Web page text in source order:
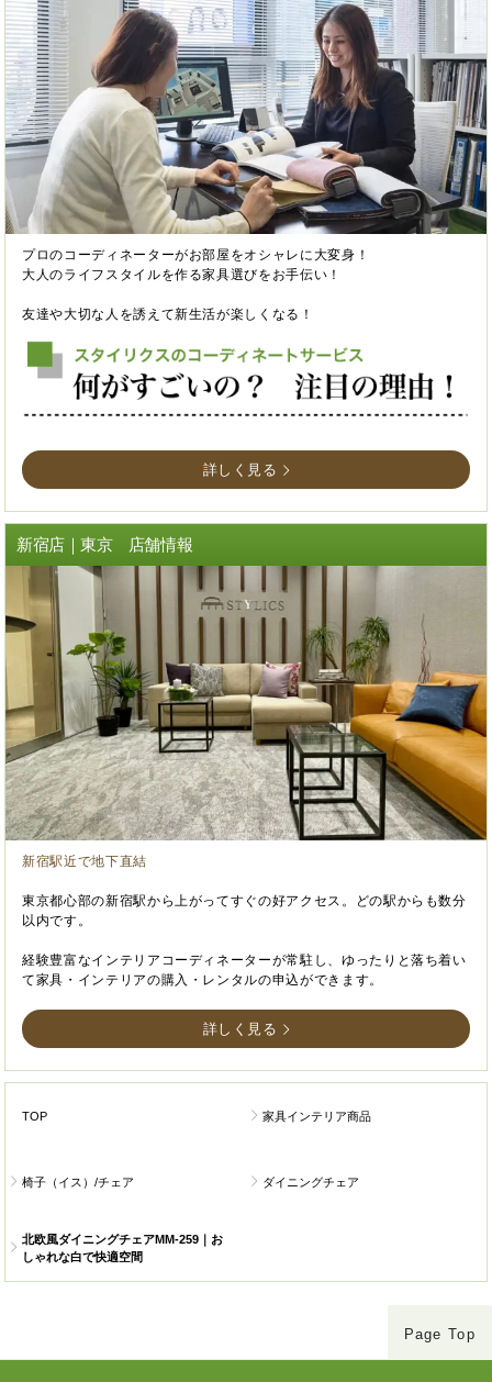
プロのコーディネーターがお部屋をオシャレに大変身！
大人のライフスタイルを作る家具選びをお手伝い！
友達や大切な人を誘えて新生活が楽しくなる！
詳しく見る
新宿店｜東京 店舗情報
新宿駅近で地下直結
東京都心部の新宿駅から上がってすぐの好アクセス。どの駅からも数分
以内です。
経験豊富なインテリアコーディネーターが常駐し、ゆったりと落ち着い
て家具・インテリアの購入・レンタルの申込ができます。
詳しく見る
TOP 家具インテリア商品
椅子（イス）/チェア ダイニングチェア
北欧風ダイニングチェアMM-259｜お
しゃれな白で快適空間
Page Top